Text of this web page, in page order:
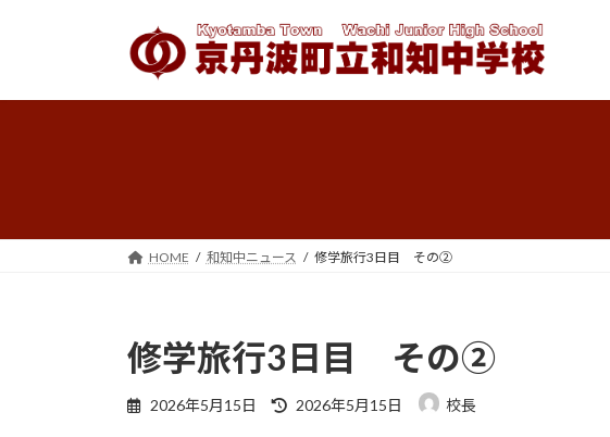
HOME 和知中ニュース 修学旅行3日目 その②
修学旅行3日目 その②
2026年5月15日
最
2026年5月15日 校長